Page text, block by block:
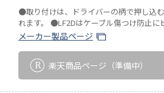
●取り付けは、ドライバーの柄で押し込
れます。 ●LF2Dはケーブル傷つけ防止に
メーカー製品ページ
楽天商品ページ （準備中）